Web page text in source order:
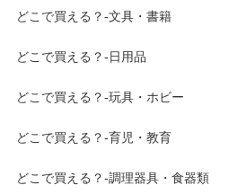
どこで買える？-文具・書籍
どこで買える？-日用品
どこで買える？-玩具・ホビー
どこで買える？-育児・教育
どこで買える？-調理器具・食器類